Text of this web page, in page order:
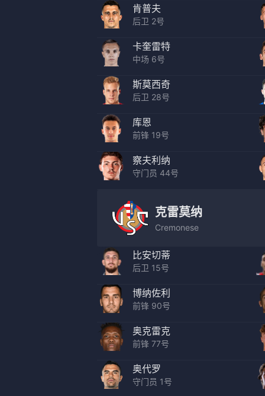
肯普夫
后卫 2号
卡奎雷特
中场 6号
斯莫西奇
后卫 28号
库恩
前锋 19号
察夫利纳
守门员 44号
克雷莫纳
Cremonese
比安切蒂
后卫 15号
博纳佐利
前锋 90号
奥克雷克
前锋 77号
奥代罗
守门员 1号